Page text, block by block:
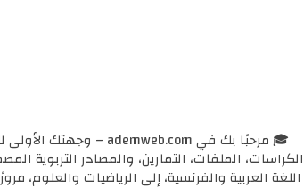
الكراسات، الملفات، التمارين، والمصادر
اللغة العربية والفرنسية، إلى الرياضيات والعلوم،